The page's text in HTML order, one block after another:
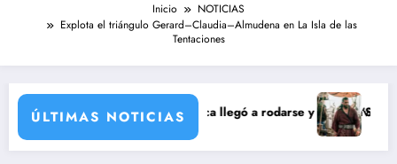
Inicio
NOTICIAS
Explota el triángulo Gerard–Claudia–Almudena en La Isla de las
Tentaciones
ÚLTIMAS NOTICIAS
de María Castro
Ordóñez que nunca llegó a rodarse y que convertía a Isabel
‘Sandokán’